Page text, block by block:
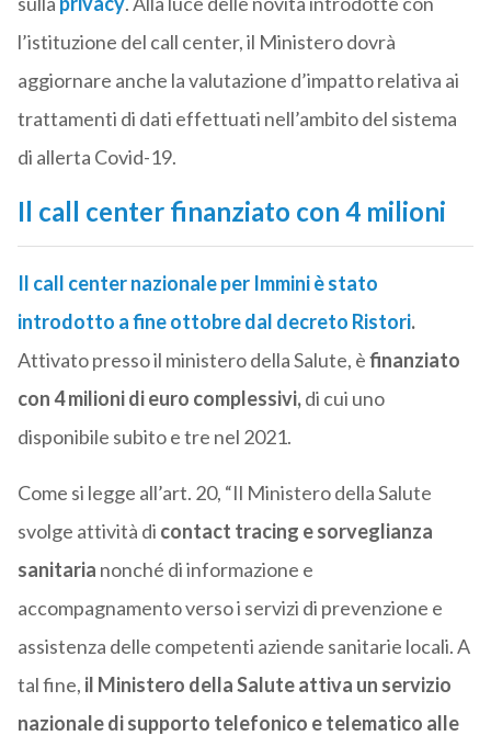
l’istituzione del call center, il Ministero dovrà
aggiornare anche la valutazione d’impatto relativa ai
trattamenti di dati effettuati nell’ambito del sistema
di allerta Covid-19.
Il call center finanziato con 4 milioni
Il call center nazionale per Immini è stato
introdotto a fine ottobre dal decreto Ristori.
Attivato presso il ministero della Salute, èfinanziato
con 4 milioni di euro complessivi,di cui uno
disponibile subito e tre nel 2021.
Come si legge all’art. 20, “Il Ministero della Salute
svolge attività di contact tracing e sorveglianza
sanitaria nonché di informazione e
accompagnamento verso i servizi di prevenzione e
assistenza delle competenti aziende sanitarie locali. A
tal fine, il Ministero della Salute attiva un servizio
nazionale di supporto telefonico e telematico alle